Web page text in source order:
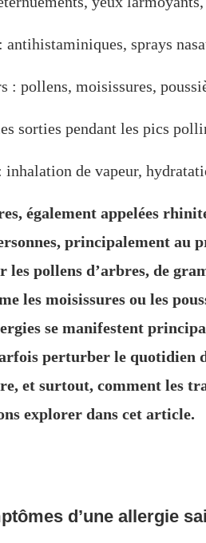
antihistaminiques, sprays
: pollens, moisissures,
sorties pendant les pics
de vapeur,
également appelées
principalement au
les pollens d’arbres, de
les moisissures ou les
se manifestent
perturber le quotidien
et surtout, comment les
explorer dans cet article.
d’une allergie